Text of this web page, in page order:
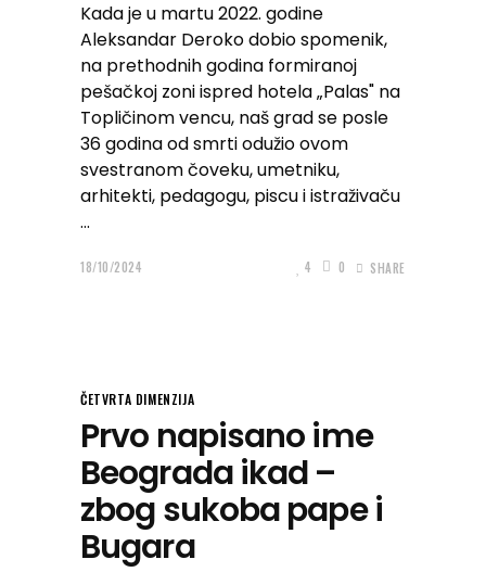
Kada je u martu 2022. godine
Aleksandar Deroko dobio spomenik,
na prethodnih godina formiranoj
pešačkoj zoni ispred hotela „Palas" na
Topličinom vencu, naš grad se posle
36 godina od smrti odužio ovom
svestranom čoveku, umetniku,
arhitekti, pedagogu, piscu i istraživaču
18/10/2024 4 0 SHARE
ČETVRTA DIMENZIJA
Prvo napisano ime
Beograda ikad –
zbog sukoba pape i
Bugara